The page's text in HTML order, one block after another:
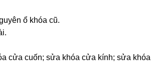
ổ khóa cũ.
cửa cuốn; sửa khóa cửa kính; sửa khóa